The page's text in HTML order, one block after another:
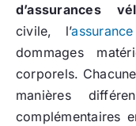
d’assurances
civile, l’
dommages
corporels.
manières
complémentaires